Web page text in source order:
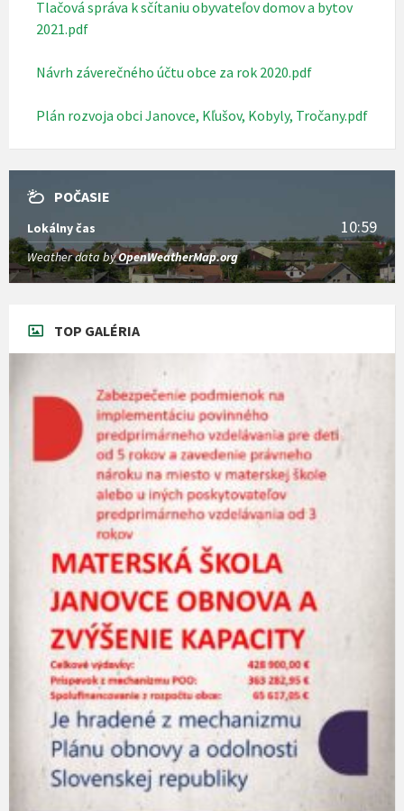
Tlačová správa k sčítaniu obyvateľov domov a bytov
2021.pdf
Návrh záverečného účtu obce za rok 2020.pdf
Plán rozvoja obci Janovce, Kľušov, Kobyly, Tročany.pdf
POČASIE
Lokálny čas 10:59
Weather data byOpenWeatherMap.org
TOP GALÉRIA